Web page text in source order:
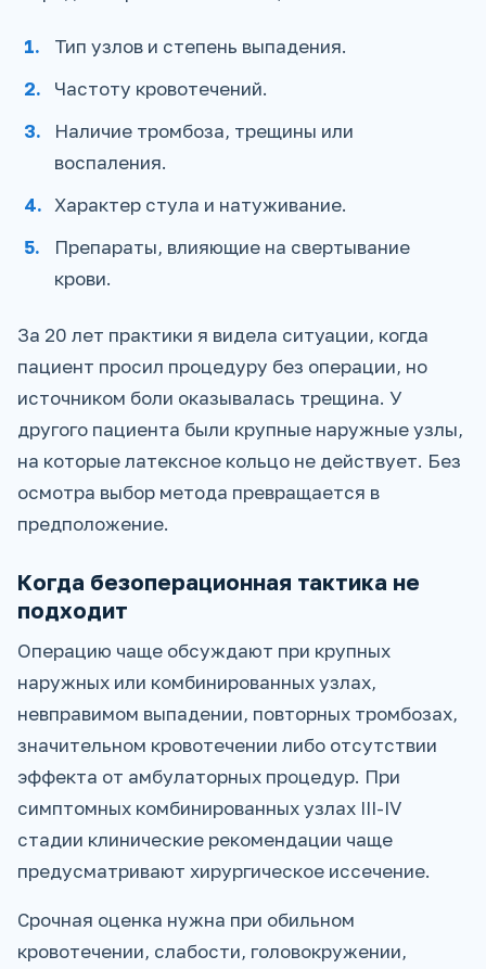
Тип узлов и степень выпадения.
Частоту кровотечений.
Наличие тромбоза, трещины или
воспаления.
Характер стула и натуживание.
Препараты, влияющие на свертывание
крови.
За 20 лет практики я видела ситуации, когда
пациент просил процедуру без операции, но
источником боли оказывалась трещина. У
другого пациента были крупные наружные узлы,
на которые латексное кольцо не действует. Без
осмотра выбор метода превращается в
предположение.
Когда безоперационная тактика не
подходит
Операцию чаще обсуждают при крупных
наружных или комбинированных узлах,
невправимом выпадении, повторных тромбозах,
значительном кровотечении либо отсутствии
эффекта от амбулаторных процедур. При
симптомных комбинированных узлах III-IV
стадии клинические рекомендации чаще
предусматривают хирургическое иссечение.
Срочная оценка нужна при обильном
кровотечении, слабости, головокружении,